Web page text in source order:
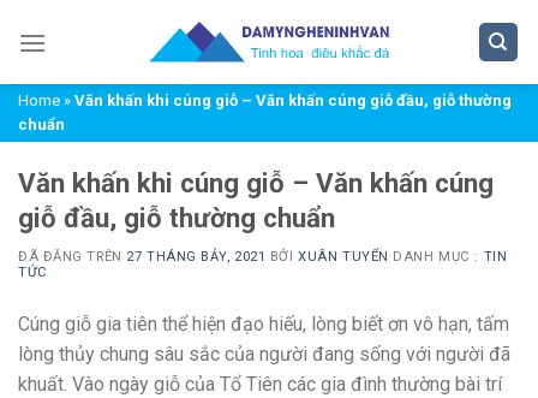
đến
dungHome » Văn khấn khi cúng giỗ – Văn khấn cúng giỗ đầu, giỗ thường
chuẩn
Văn khấn khi cúng giỗ – Văn khấn cúng
giỗ đầu, giỗ thường chuẩn
ĐÃ ĐĂNG TRÊN 27 THÁNG BẢY, 2021 BỞIXUÂN TUYỂN DANH MỤC : TIN
TỨC
Cúng giỗ gia tiên thể hiện đạo hiếu, lòng biết ơn vô hạn, tấm
lòng thủy chung sâu sắc của người đang sống với người đã
khuất. Vào ngày giỗ của Tổ Tiên các gia đình thường bài trí